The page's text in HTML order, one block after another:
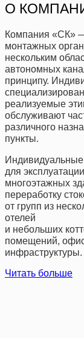
О
Компания «СК»
монтажных
нескольким
автономных
принципу.
реализуемые
обслуживают
различного
пункты.
для
многоэтажных
переработку
от групп из
отелей
и небольших
помещений,
инфраструктуры.
Читать больше